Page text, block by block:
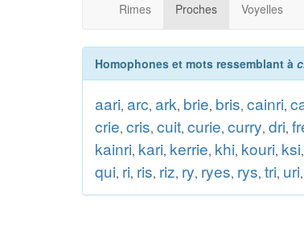
Rimes Proches Voyelles
Homophones et mots ressemblant à
aari, arc, ark, brie, bris, cainri,
crie, cris, cuit, curie, curry, dri,
kainri, kari, kerrie, khi, kouri, ksi,
qui, ri, ris, riz, ry, ryes, rys, tri, uri,